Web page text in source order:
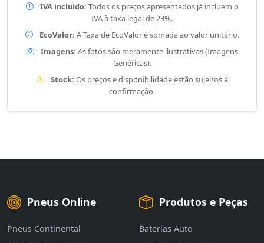
IVA incluído: Todos os preços apresentados já incluem o
IVA à taxa legal de 23%.
EcoValor: A Taxa de EcoValor é somada ao valor unitário.
Imagens: As fotos são meramente ilustrativas (Imagens
Genéricas).
Stock: Os preços e disponibilidade estão sujeitos a
confirmação.
Pneus Online
Pneus Continental
Produtos e Peças
Baterias Auto